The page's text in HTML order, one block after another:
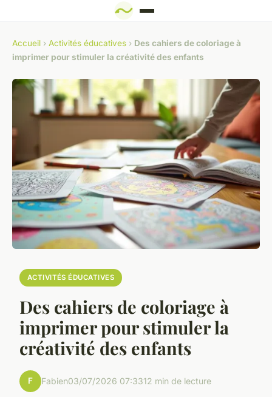
Accueil › Activités éducatives › Des cahiers de coloriage à
imprimer pour stimuler la créativité des enfants
ACTIVITÉS ÉDUCATIVES
Des cahiers de coloriage à
imprimer pour stimuler la
créativité des enfants
F Fabien03/07/2026 07:3312 min de lecture